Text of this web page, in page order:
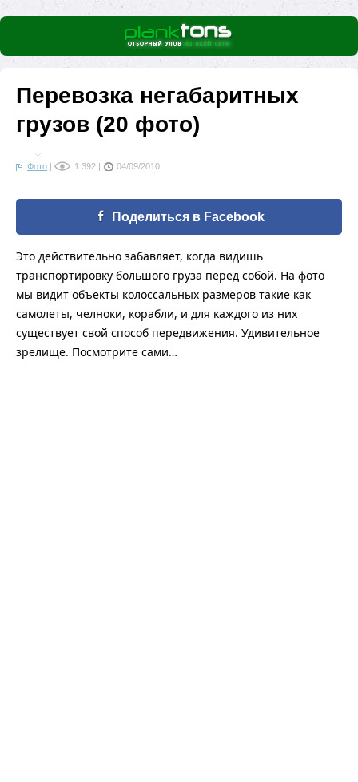
Перевозка негабаритных
грузов (20 фото)
Фото | 1 392 | 04/09/2010
Поделиться в Facebook
Это действительно забавляет, когда видишь
транспортировку большого груза перед собой. На фото
мы видит объекты колоссальных размеров такие как
самолеты, челноки, корабли, и для каждого из них
существует свой способ передвижения. Удивительное
зрелище. Посмотрите сами…